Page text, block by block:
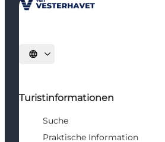
Sprache auswählen
Turistinformationen
Suche
Praktische Information